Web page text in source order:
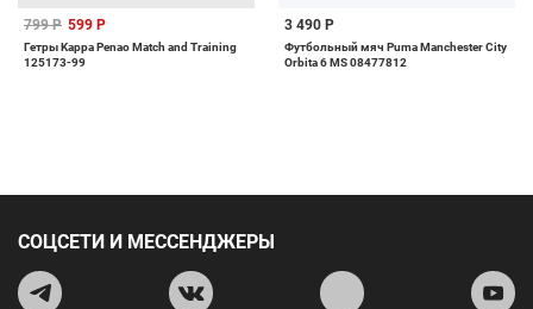
799 Р 599 Р
Гетры Kappa Penao Match and Training
125173-99
3 490 Р
Футбольный мяч Puma Manchester City
Orbita 6 MS 08477812
СОЦСЕТИ И МЕССЕНДЖЕРЫ